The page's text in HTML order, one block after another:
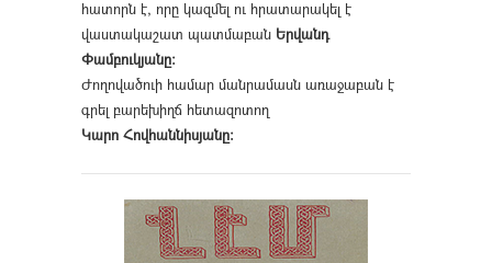
հատորն է, որը կազմել ու հրատարակել է
վաստակաշատ պատմաբան Երվանդ
Փամբուկյանը։
Ժողովածուի համար մանրամասն առաջաբան է
գրել բարեխիղճ հետազոտող
Կարո Հովհաննիսյանը։